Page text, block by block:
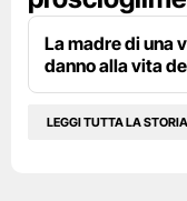
La madre di una
danno alla vita
LEGGI TUTTA LA STORIA